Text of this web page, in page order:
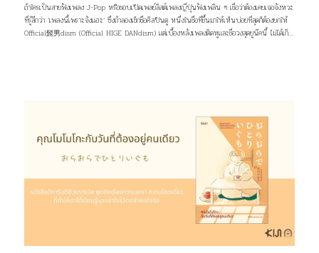
ถ้าใครเป็นสายฟังเพลง J-Pop หรือชอบเปิดเพลย์ลิสต์เพลงญี่ปุ่นฟังเพลิน ๆ เชื่อว่าต้องเคยเจอจังหวะ
ที่รู้สึกว่า ‘เพลงนี้เพราะจังแฮะ’ ซึ่งถ้าลองเช็กชื่อศิลปินดู หนึ่งในชื่อที่ขึ้นมาให้เห็นบ่อยที่สุดก็ต้องยกให้
Official髭男dism (Official HIGE DANdism) แต่เบื้องหลังเพลงติดหูและชื่อวงสุดยูนีคนี้ ไม่ได้เกิด
Hige (髭) ที่แปลว่า หนวด หรือเครา กับคำว่า Dandism จากภาษาอังกฤษ ซึ่งมีรากมาจากคำว่า
Dandy ที่สื่อถึงสุภาพบุรุษผู้แต่งตัวเนี้ยบ มีสไตล์ แต่ด้วยความยาวของชื่อ แฟน ๆ เลยเรียกวงนี้กันสั้น ๆ
ว่า “ฮิเกะดัน” ส่วนแฟนคลับของพวกเขาก็ถูกเรียกว่า BROTHERS เเละ Stand By You ภาพ:
Official髭男dism แน่นอนว่าชื่อวงนี้ไม่ได้ตั้งขึ้นมาเท่ ๆ อย่างเดียว แต่ซ่อนความหมายที่ลึกซึ้งไว้ว่า
พวกเขาอยากทำเพลงที่สามารถส่งต่อความรู้สึกดี ๆ เเละเติบโตไปพร้อมกับแฟนเพลง แม้ในวันที่พวกเขา
จะมีอายุเพิ่มขึ้น หรือถึงวันที่ไว้หนวดเคราแล้วก็ตาม ภาพ: Official髭男dism เส้นทางก่อนจะมาเป็น
Official HIGE DANdism จุดเริ่มต้นของวงย้อนไปปี 2012 […]